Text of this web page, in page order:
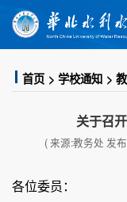
首页 学校通知
关于召
( 来源:教务处 发
各位委员：